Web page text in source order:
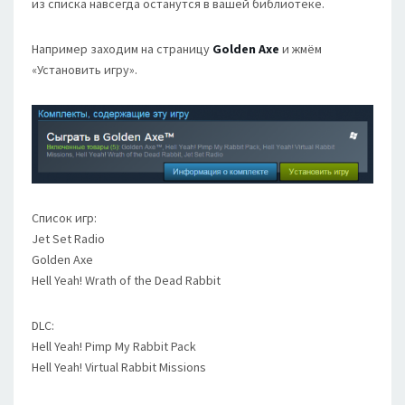
из списка навсегда останутся в вашей библиотеке.
Например заходим на страницу Golden Axe и жмём
«Установить игру».
Список игр:
Jet Set Radio
Golden Axe
Hell Yeah! Wrath of the Dead Rabbit
DLC:
Hell Yeah! Pimp My Rabbit Pack
Hell Yeah! Virtual Rabbit Missions